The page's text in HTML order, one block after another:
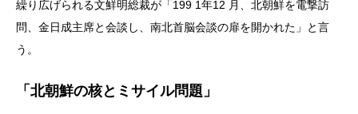
繰り広げられる文鮮明総裁が「199 1年12 月、北朝鮮を電撃訪
問、金日成主席と会談し、南北首脳会談の扉を開かれた」と言
う。
「北朝鮮の核とミサイル問題」